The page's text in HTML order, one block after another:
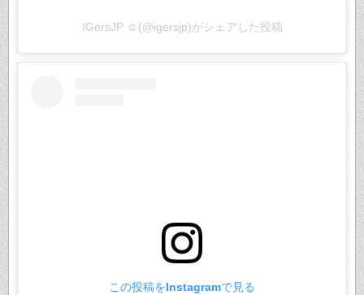
IGersJP ☺︎(@igersjp)がシェアした投稿
この投稿をInstagramで見る